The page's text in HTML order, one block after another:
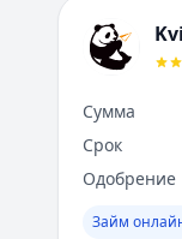
Сумма
Срок
Одобрение
Займ